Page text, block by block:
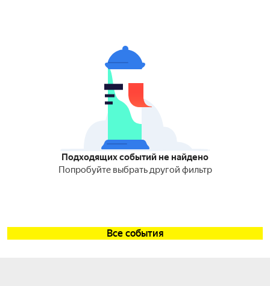
Подходящих событий не найдено
Попробуйте выбрать другой фильтр
Все события